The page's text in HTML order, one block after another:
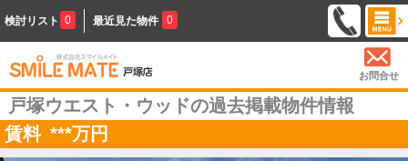
検討リスト 0 最近見た物件 0
お問合せ
戸塚ウエスト・ウッドの過去掲載物件情報
賃料 ***万円